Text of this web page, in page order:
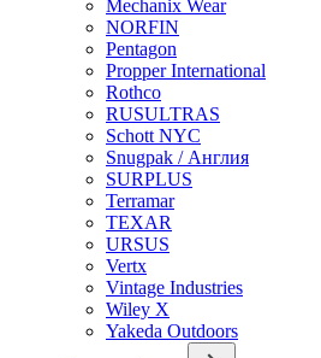
Mechanix Wear
NORFIN
Pentagon
Propper International
Rothco
RUSULTRAS
Schott NYC
Snugpak / Англия
SURPLUS
Terramar
TEXAR
URSUS
Vertx
Vintage Industries
Wiley X
Yakeda Outdoors